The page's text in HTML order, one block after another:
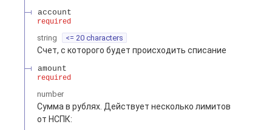
account
required
string <= 20 characters
Счет, с которого будет происходить списание
amount
required
number
Сумма в рублях. Действует несколько лимитов
от НСПК: